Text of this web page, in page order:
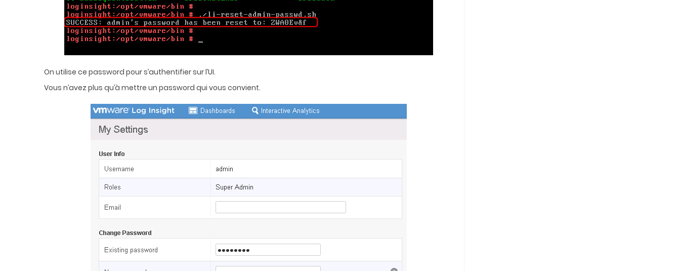
On utilise ce password pour s’authentifier sur l’UI.
Vous n’avez plus qu’à mettre un password qui vous convient.